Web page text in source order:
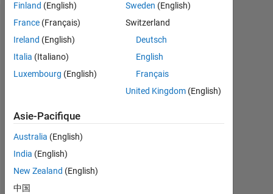
Tableau de bord
Statistiques
All MATLAB Answers
CONTRIBUTIONS 10
4
6
8
10
Finland (English)
France (Français)
Ireland (English)
Italia (Italiano)
Luxembourg (English)
Sweden (English)
Switzerland
Deutsch
English
Français
United Kingdom(English)
Asie-Pacifique
Australia (English)
India (English)
New Zealand (English)
中国